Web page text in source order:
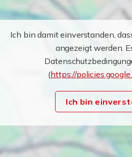
Ich bin damit einverstanden,
angezeigt werden.
(https://
Ich bin